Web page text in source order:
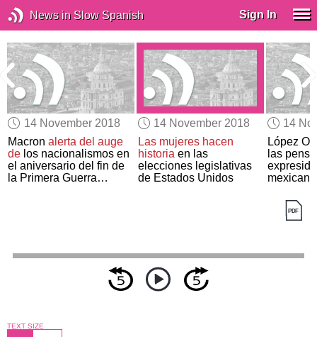
News in Slow Spanish Sign In
14 November 2018
Macronalerta del auge
de los nacionalismos en
el aniversario del fin de
la Primera Guerra
14 November 2018
Las mujeres hacen
historiaen las
elecciones legislativas
de Estados Unidos
14
López
las
TEXT SIZE